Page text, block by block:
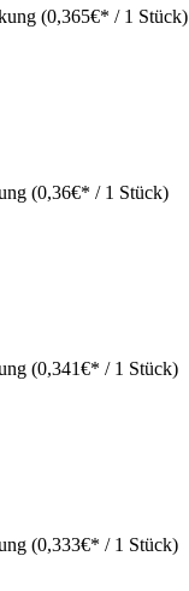
(0,365€* / 1 Stück)
(0,36€* / 1 Stück)
(0,341€* / 1 Stück)
(0,333€* / 1 Stück)